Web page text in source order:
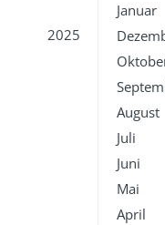
Januar
2025
August
Juli
Juni
Mai
April